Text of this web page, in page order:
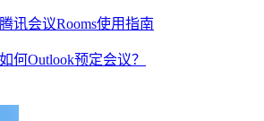
讯会议Rooms使用指南
何Outlook预定会议？